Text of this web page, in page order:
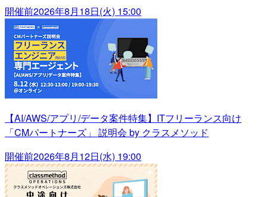
開催前2026年8月18日(火) 15:00
【AI/AWS/アプリ/データ案件特集】ITフリーランス向け
「CMパートナーズ」 説明会 by クラスメソッド
開催前2026年8月12日(水) 19:00